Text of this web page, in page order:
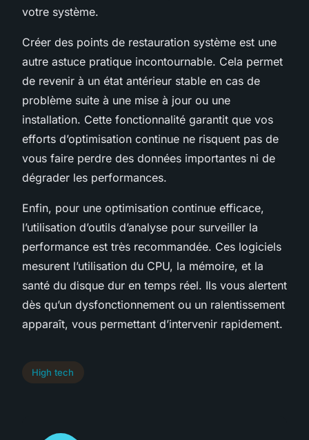
votre système.
Créer des points de restauration système est une
autre astuce pratique incontournable. Cela permet
de revenir à un état antérieur stable en cas de
problème suite à une mise à jour ou une
installation. Cette fonctionnalité garantit que vos
efforts d’optimisation continue ne risquent pas de
vous faire perdre des données importantes ni de
dégrader les performances.
Enfin, pour une optimisation continue efficace,
l’utilisation d’outils d’analyse pour surveiller la
performance est très recommandée. Ces logiciels
mesurent l’utilisation du CPU, la mémoire, et la
santé du disque dur en temps réel. Ils vous alertent
dès qu’un dysfonctionnement ou un ralentissement
apparaît, vous permettant d’intervenir rapidement.
High tech